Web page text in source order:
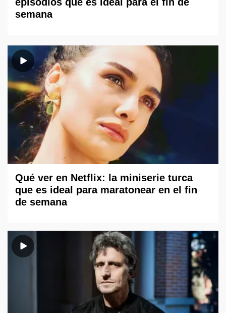
semana
Qué ver en Netflix: la miniserie turca
que es ideal para maratonear en el fin
de semana